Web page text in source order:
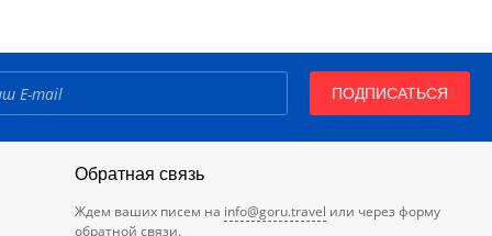
ПОДПИСАТЬСЯ
Обратная связь
Ждем ваших писем на info@goru.travel или через форму
обратной связи.